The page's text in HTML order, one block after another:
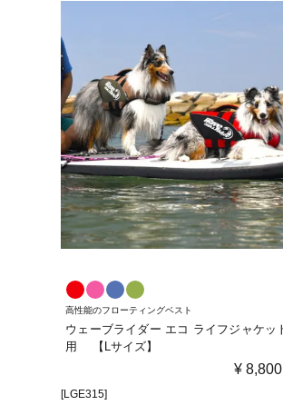
高性能のフローティングベスト
ウェーブライダー エコ ライフジャケッ
用 【Lサイズ】
¥ 8,800
[LGE315]